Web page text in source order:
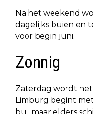
Na het weekend
dagelijks buien en
voor begin juni.
Zonnig
Zaterdag wordt het
Limburg begint
bui, maar elders